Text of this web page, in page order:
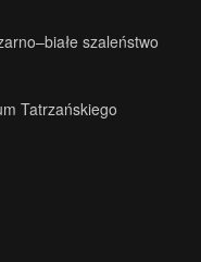
szaleństwo
Tatrzańskiego